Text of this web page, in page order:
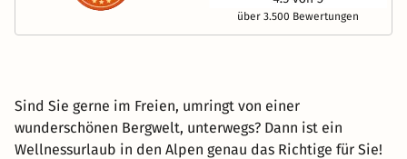
über 3.500 Bewertungen
Sind Sie gerne im Freien, umringt von einer
wunderschönen Bergwelt, unterwegs? Dann ist ein
Wellnessurlaub in den Alpen genau das Richtige für Sie!